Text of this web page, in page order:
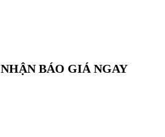
NHẬN BÁO GIÁ NGAY